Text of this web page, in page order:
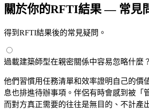
關於你的RFTI結果 — 常見
得到RFTI結果後的常見疑問。
過載建築師型在親密關係中容易忽略什麼？
他們習慣用任務清單和效率證明自己的價
息也排進待辦事項。伴侶有時會感到被「
而對方真正需要的往往是無目的、不計產